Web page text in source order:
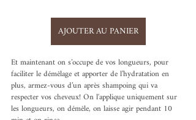
AJOUTER AU PANIER
Et maintenant on s’occupe de vos longueurs, pour
faciliter le démêlage et apporter de l’hydratation en
plus, armez-vous d’un après shampoing qui va
respecter vos cheveux! On l'applique uniquement sur
les longueurs, on démêle, on laisse agir pendant 10